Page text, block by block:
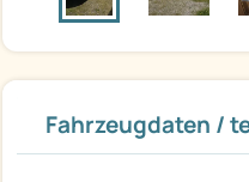
Fahrzeugdaten /